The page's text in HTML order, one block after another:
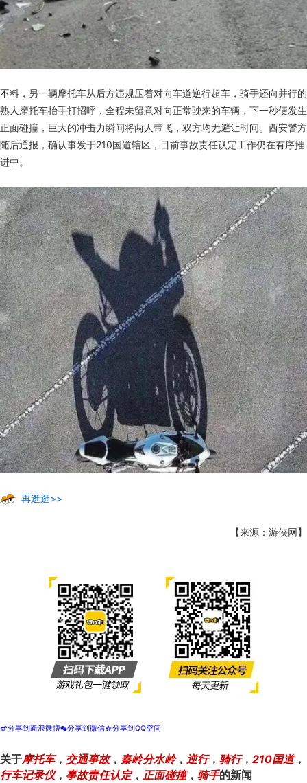
不料，另一辆摩托车从后方违规压着对向车道逆行超车，骑手还向并行的
熟人摩托车抬手打招呼，全程未留意对向正常驶来的车辆，下一秒便发生
正面碰撞，巨大的冲击力瞬间将两人带飞，双方均无避让时间。西安警方
随后通报，确认事发于210国道辖区，目前事故责任认定工作仍在有序推
进中。
再逛逛>>
【来源：游侠网】
t分享到新浪微博w分享到微信z分享到QQ空间
关于摩托车， 交通事故， 秦岭分水岭， 逆行， 骑行， 210国道，
行车记录仪， 事故责任认定， 正面碰撞， 骑手的新闻